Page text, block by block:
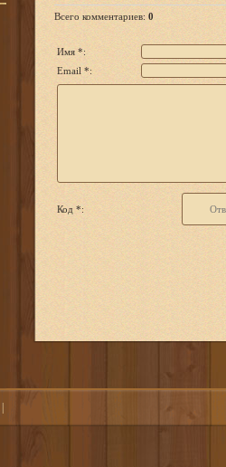
Всего комментариев: 0
Имя *:
Email *:
Код *: